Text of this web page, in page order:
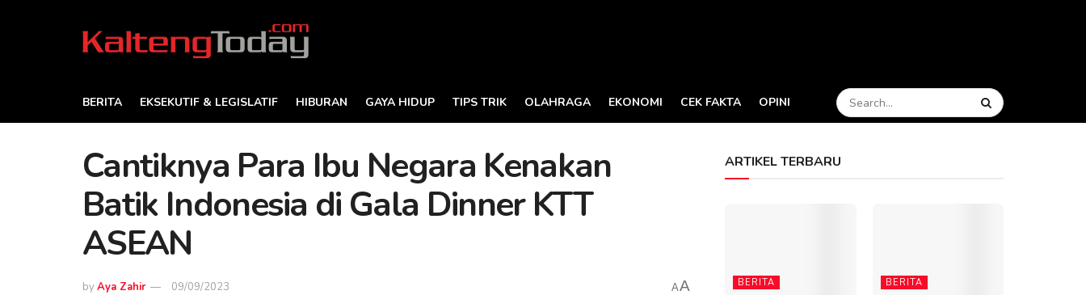
BERITA EKSEKUTIF & LEGISLATIF HIBURAN GAYA HIDUP TIPS TRIK OLAHRAGA EKONOMI CEK FAKTA OPINI
Cantiknya Para Ibu Negara Kenakan
Batik Indonesia di Gala Dinner KTT
ASEAN
byAya Zahir 09/09/2023 AA
ARTIKEL TERBARU
BERITA BERITA